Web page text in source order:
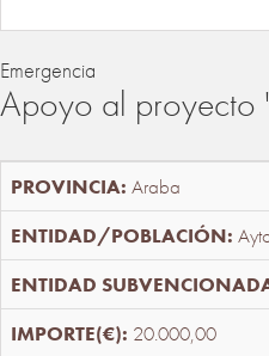
Emergencia
Apoyo al proyecto
Araba
20.000,00